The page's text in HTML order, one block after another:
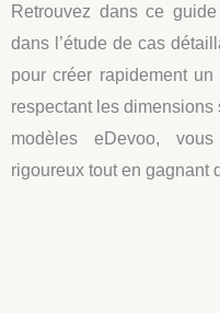
Retrouvez dans ce
dans l’étude de cas
pour créer rapidement
respectant les
modèles eDevoo,
rigoureux tout en gagnant